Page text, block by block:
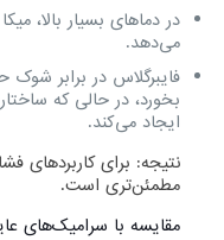
در دماهای بسیار بالا،
می‌دهد.
فایبرگلاس در برابر
بخورد، در حالی که
ایجاد می‌کند.
نتیجه: برای کاربردهای
مطمئن‌تری است.
مقایسه با سرامیک‌های